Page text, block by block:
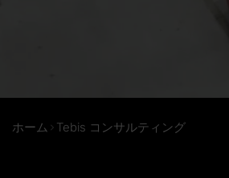
ホーム Tebis コンサルティング